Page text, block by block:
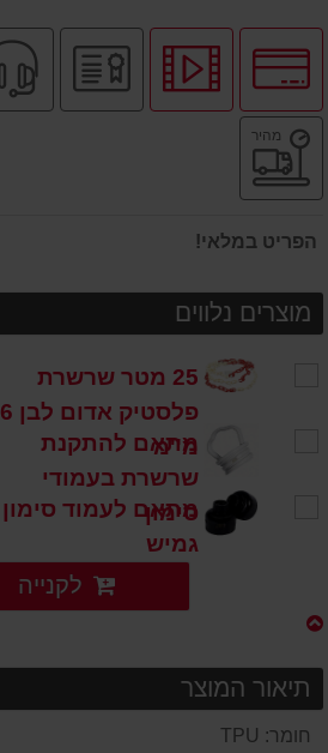
לחץ
לאפשרויות
תשלומים
לחץ
לצפיה
בסרטון
יבואן
רשמי
מהיר
הפריט במלאי!
מוצרים נלווים
25 מטר שרשרת
פלסטיק אדום לבן 6
מ''מ
מתאם להתקנת
שרשרת בעמודי
סימון
מתאם לעמוד סימון
גמיש
לקנייה
תיאור המוצר
חומר: TPU